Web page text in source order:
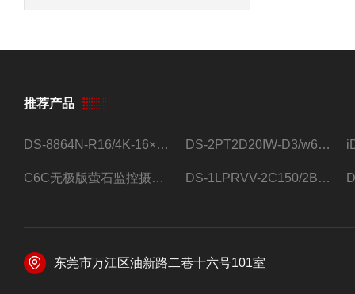
推荐产品
DS-8864N-R16/4K-16×4T/希捷16盘位录像机 DS-2PT2D20IW-D3/w64路高清硬盘录像机
C6C无极版萤石监控摄像头 DS-1LPRVV-2C150/2B监控室外夜视高清电源线护套线200米/卷
东莞市万江区油新路二巷十六号101室